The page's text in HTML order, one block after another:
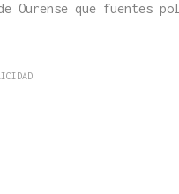
Ourense que fuentes